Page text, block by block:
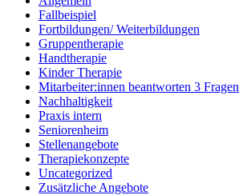
Fallbeispiel
Fortbildungen/ Weiterbildungen
Gruppentherapie
Handtherapie
Kinder Therapie
Mitarbeiter:innen beantworten 3 Fragen
Nachhaltigkeit
Praxis intern
Seniorenheim
Stellenangebote
Therapiekonzepte
Uncategorized
Zusätzliche Angebote